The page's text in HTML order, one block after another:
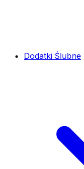
Dodatki Ślubne